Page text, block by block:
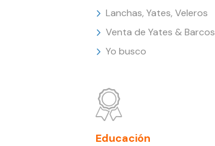
Lanchas, Yates, Veleros
Venta de Yates & Barcos
Yo busco
Educación